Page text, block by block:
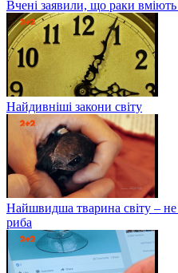
Вчені заявили, що раки вміють
Найдивніші закони світу
Найшвидша тварина світу –
риба